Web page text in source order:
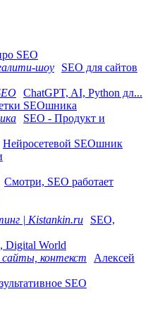
SEO
SEO для сайтов
ChatGPT, AI, Python дл...
SEOшника
SEO - Продукт и
Нейросетевой SEOшник
Смотри, SEO работает
SEO,
Digital World
Алексей
SEO